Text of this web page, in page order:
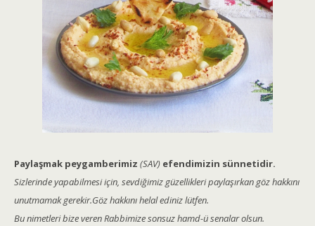
Paylaşmak peygamberimiz (SAV) efendimizin sünnetidir.
Sizlerinde yapabilmesi için, sevdiğimiz güzellikleri paylaşırkan göz hakkını
unutmamak gerekir.Göz hakkını helal ediniz lütfen.
Bu nimetleri bize veren Rabbimize sonsuz hamd-ü senalar olsun.